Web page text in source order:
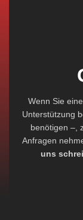
Wenn Sie
Unterstützung
benötigen –,
Anfragen
uns